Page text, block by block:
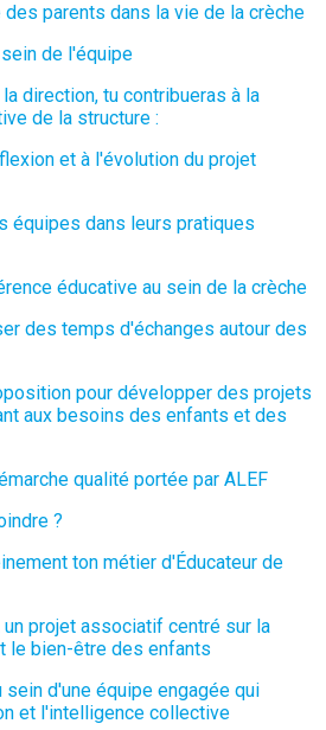
des parents dans la vie de la crèche
de l'équipe
direction, tu contribueras à la
de la structure :
et à l'évolution du projet
équipes dans leurs pratiques
éducative au sein de la crèche
des temps d'échanges autour des
pour développer des projets
aux besoins des enfants et des
qualité portée par ALEF
?
ton métier d'Éducateur de
projet associatif centré sur la
le bien-être des enfants
sein d'une équipe engagée qui
et l'intelligence collective